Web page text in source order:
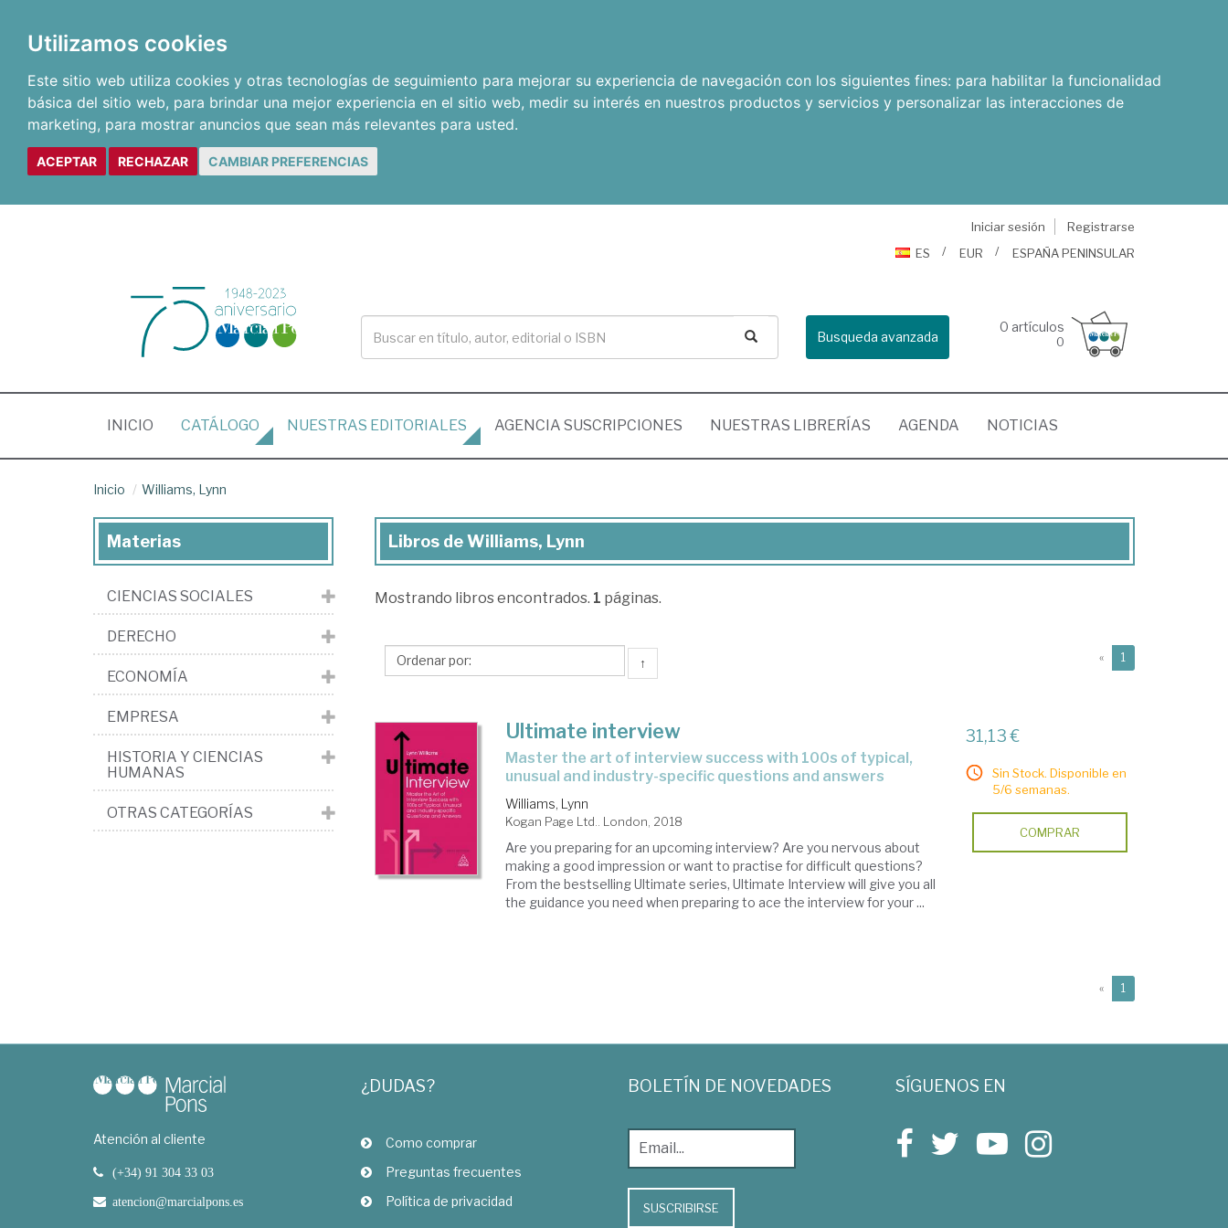
Utilizamos cookies
Este sitio web utiliza cookies y otras tecnologías de seguimiento para mejorar su experiencia de navegación con los siguientes fines: para habilitar la funcionalidad
básica del sitio web, para brindar una mejor experiencia en el sitio web, medir su interés en nuestros productos y servicios y personalizar las interacciones de
marketing, para mostrar anuncios que sean más relevantes para usted.
ACEPTAR RECHAZAR CAMBIAR PREFERENCIAS
Iniciar sesión
Registrarse
ES
EUR ESPAÑA PENINSULAR
Busqueda avanzada
0 artículos
0
INICIO (CURRENT)
CATÁLOGO NUESTRAS EDITORIALES AGENCIA SUSCRIPCIONES NUESTRAS LIBRERÍAS AGENDA NOTICIAS
Inicio Williams, Lynn
Libros
Williams,
Libros de Williams, Lynn
Mostrando libros encontrados. 1 páginas.
↑ « 1
Ultimate interview
master the art of interview success with 100s of typical,
unusual and industry-specific questions and answers
Williams, Lynn
Kogan Page Ltd.. London, 2018
Are you preparing for an upcoming interview? Are you nervous about
making a good impression or want to practise for difficult questions?
From the bestselling Ultimate series, Ultimate Interview will give you all
the guidance you need when preparing to ace the interview for your ...
31,13 €
Sin Stock. Disponible en
5/6 semanas.
COMPRAR
« 1
Materias
CIENCIAS SOCIALES
DERECHO
ECONOMÍA
EMPRESA
HISTORIA Y CIENCIAS
HUMANAS
OTRAS CATEGORÍAS
Atención al cliente
(+34) 91 304 33 03
atencion@marcialpons.es
¿DUDAS?
Como comprar
Preguntas frecuentes
Política de privacidad
BOLETÍN DE NOVEDADES
SUSCRIBIRSE
SÍGUENOS EN